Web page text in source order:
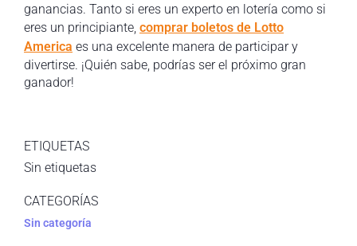
ganancias. Tanto si eres un experto en lotería como si
eres un principiante, comprar boletos de Lotto
America es una excelente manera de participar y
divertirse. ¡Quién sabe, podrías ser el próximo gran
ganador!
ETIQUETAS
Sin etiquetas
CATEGORÍAS
Sin categoría